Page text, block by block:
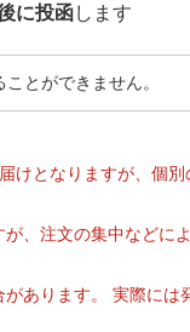
に投函します
とができません。
けとなりますが、個
、注文の集中などに
あります。 実際には